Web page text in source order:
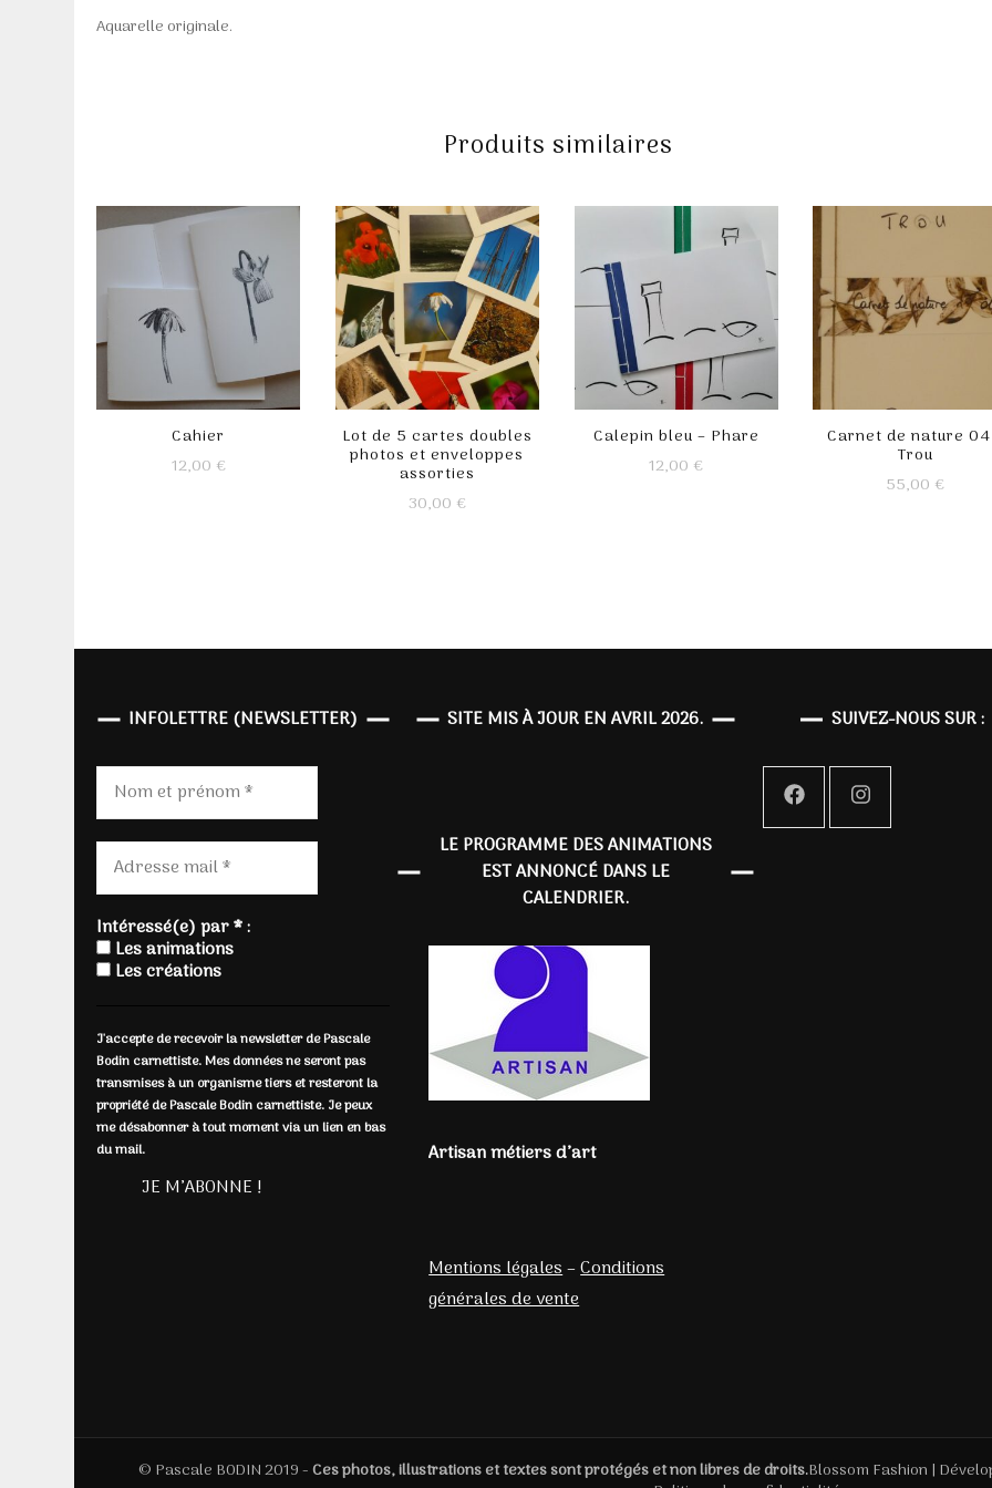
Aquarelle originale.
Produits similaires
Cahier
12,00 €
Lot de 5 cartes doubles
photos et enveloppes
assorties
30,00 €
Calepin bleu – Phare
12,00 €
Carnet de nature
Trou
55,00 €
INFOLETTRE (NEWSLETTER)
Intéressé(e) par * :
Les animations
Les créations
J'accepte de recevoir la newsletter de Pascale
Bodin carnettiste. Mes données ne seront pas
transmises à un organisme tiers et resteront la
propriété de Pascale Bodin carnettiste. Je peux
me désabonner à tout moment via un lien en bas
du mail.
SITE MIS À JOUR EN AVRIL 2026.
LE PROGRAMME DES ANIMATIONS
EST ANNONCÉ DANS LE
CALENDRIER.
Artisan métiers d’art
Mentions légales–Conditions
générales de vente
SUIVEZ-NOUS SUR :
© Pascale BODIN 2019 -Ces photos, illustrations et textes sont protégés et non libres de droits.Blossom Fashion |